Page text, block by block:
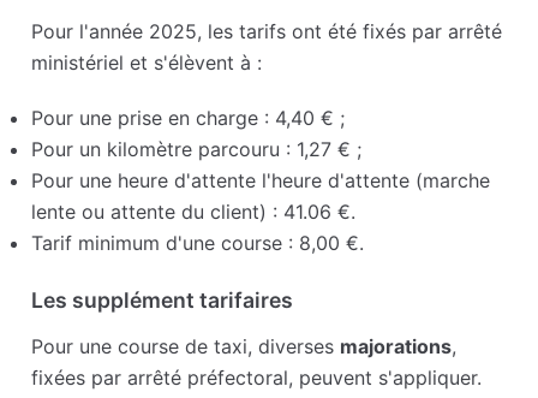
Pour l'année 2025, les tarifs ont été fixés par arrêté
ministériel et s'élèvent à :
Pour une prise en charge : 4,40 € ;
Pour un kilomètre parcouru : 1,27 € ;
Pour une heure d'attente l'heure d'attente (marche
lente ou attente du client) : 41.06 €.
Tarif minimum d'une course : 8,00 €.
Les supplément tarifaires
Pour une course de taxi, diverses majorations,
fixées par arrêté préfectoral, peuvent s'appliquer.